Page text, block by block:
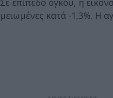
Σε επίπεδο όγκου, η
μειωμένες κατά -1,3%. Η